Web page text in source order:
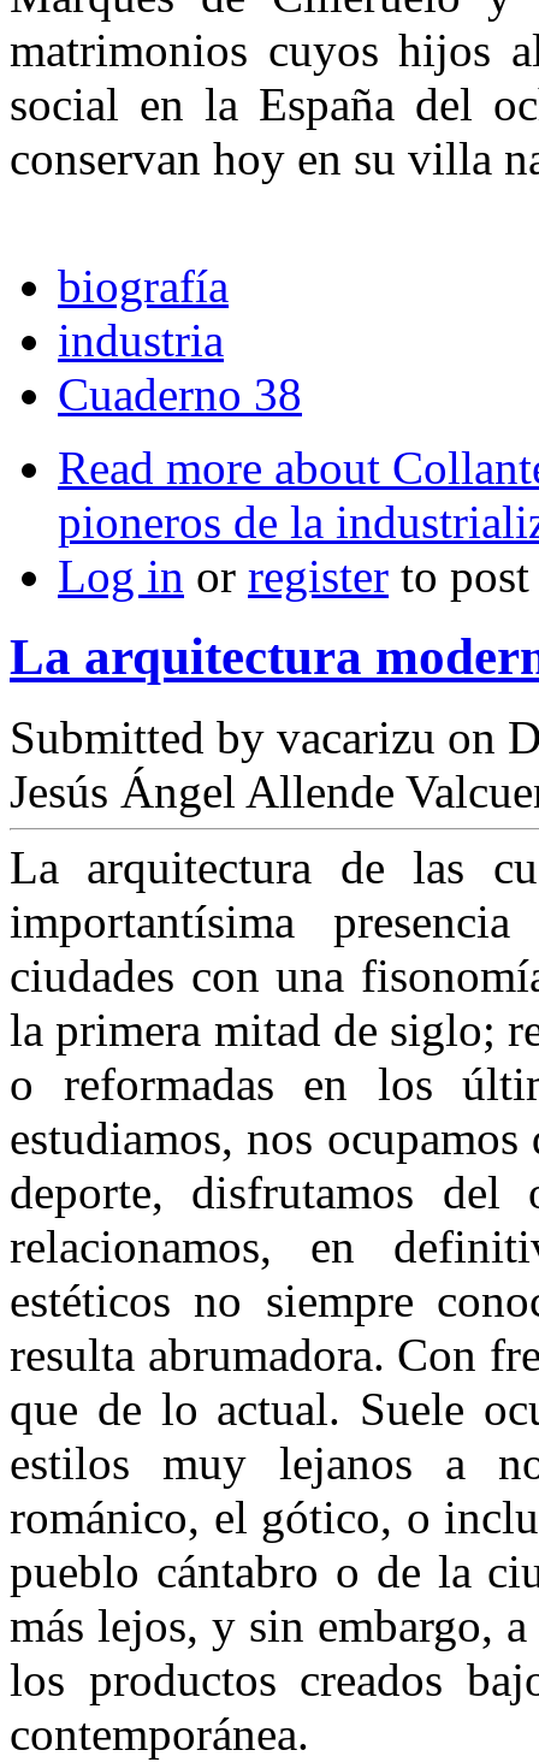
matrimonios cuyos hijos
social en la España del
conservan hoy en su villa
biografía
industria
Cuaderno 38
Read more about
pioneros de la
Log in or register to
La arquitectura
Submitted by vacarizu on
Jesús Ángel Allende
La arquitectura de las
importantísima
ciudades con una
la primera mitad de siglo;
o reformadas en los
estudiamos, nos
deporte, disfrutamos
relacionamos, en
estéticos no siempre
resulta abrumadora. Con
que de lo actual. Suele
estilos muy lejanos a
románico, el gótico, o
pueblo cántabro o de la
más lejos, y sin embargo,
los productos creados
contemporánea.